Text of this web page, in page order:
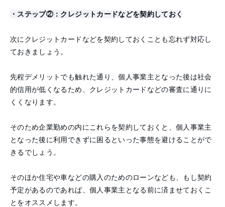
・ステップ②：クレジットカードなどを契約しておく
次にクレジットカードなどを契約しておくことも忘れず対応し
ておきましょう。
先程デメリットでも触れた通り、個人事業主となった後は社会
的信用が低くなるため、クレジットカードなどの審査に通りに
くくなります。
そのため企業勤めの内にこれらを契約しておくと、個人事業主
となった後に利用できずに困るといった事態を避けることがで
きるでしょう。
そのほか住宅や車などの購入のためのローンなども、もし契約
予定があるのであれば、個人事業主となる前に済ませておくこ
とをオススメします。